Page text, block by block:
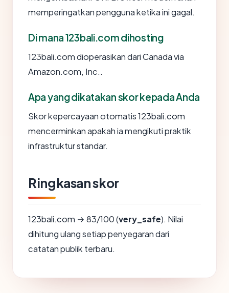
memperingatkan pengguna ketika ini gagal.
Di mana 123bali.com dihosting
123bali.com dioperasikan dari Canada via
Amazon.com, Inc..
Apa yang dikatakan skor kepada Anda
Skor kepercayaan otomatis 123bali.com
mencerminkan apakah ia mengikuti praktik
infrastruktur standar.
Ringkasan skor
123bali.com → 83/100 (very_safe). Nilai
dihitung ulang setiap penyegaran dari
catatan publik terbaru.